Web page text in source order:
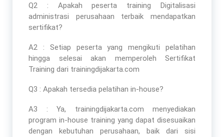
Q2 : Apakah peserta training Digitalisasi
administrasi perusahaan terbaik mendapatkan
sertifikat?
A2 : Setiap peserta yang mengikuti pelatihan
hingga selesai akan memperoleh Sertifikat
Training dari trainingdijakarta.com
Q3 : Apakah tersedia pelatihan in-house?
A3 : Ya, trainingdijakarta.com menyediakan
program in-house training yang dapat disesuaikan
dengan kebutuhan perusahaan, baik dari sisi